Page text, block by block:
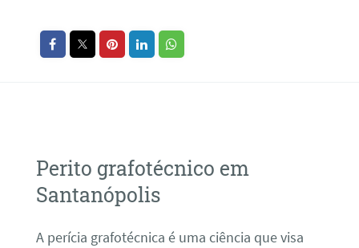
Perito grafotécnico em
Santanópolis
A perícia grafotécnica é uma ciência que visa